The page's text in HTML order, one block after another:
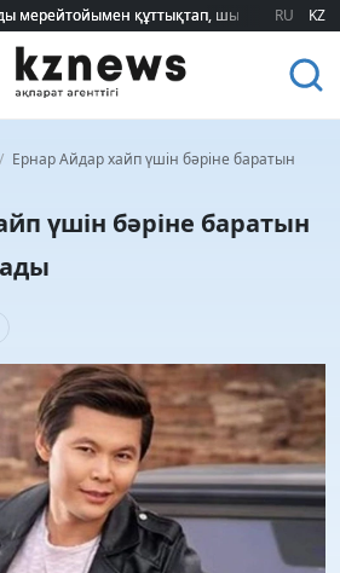
мерейтойымен құттықтап, шығармашылық
мерейтойымен құттықтап, шығармашылық
RU KZ
/ Ернар Айдар хайп үшін бәріне баратын
үшін бәріне баратын